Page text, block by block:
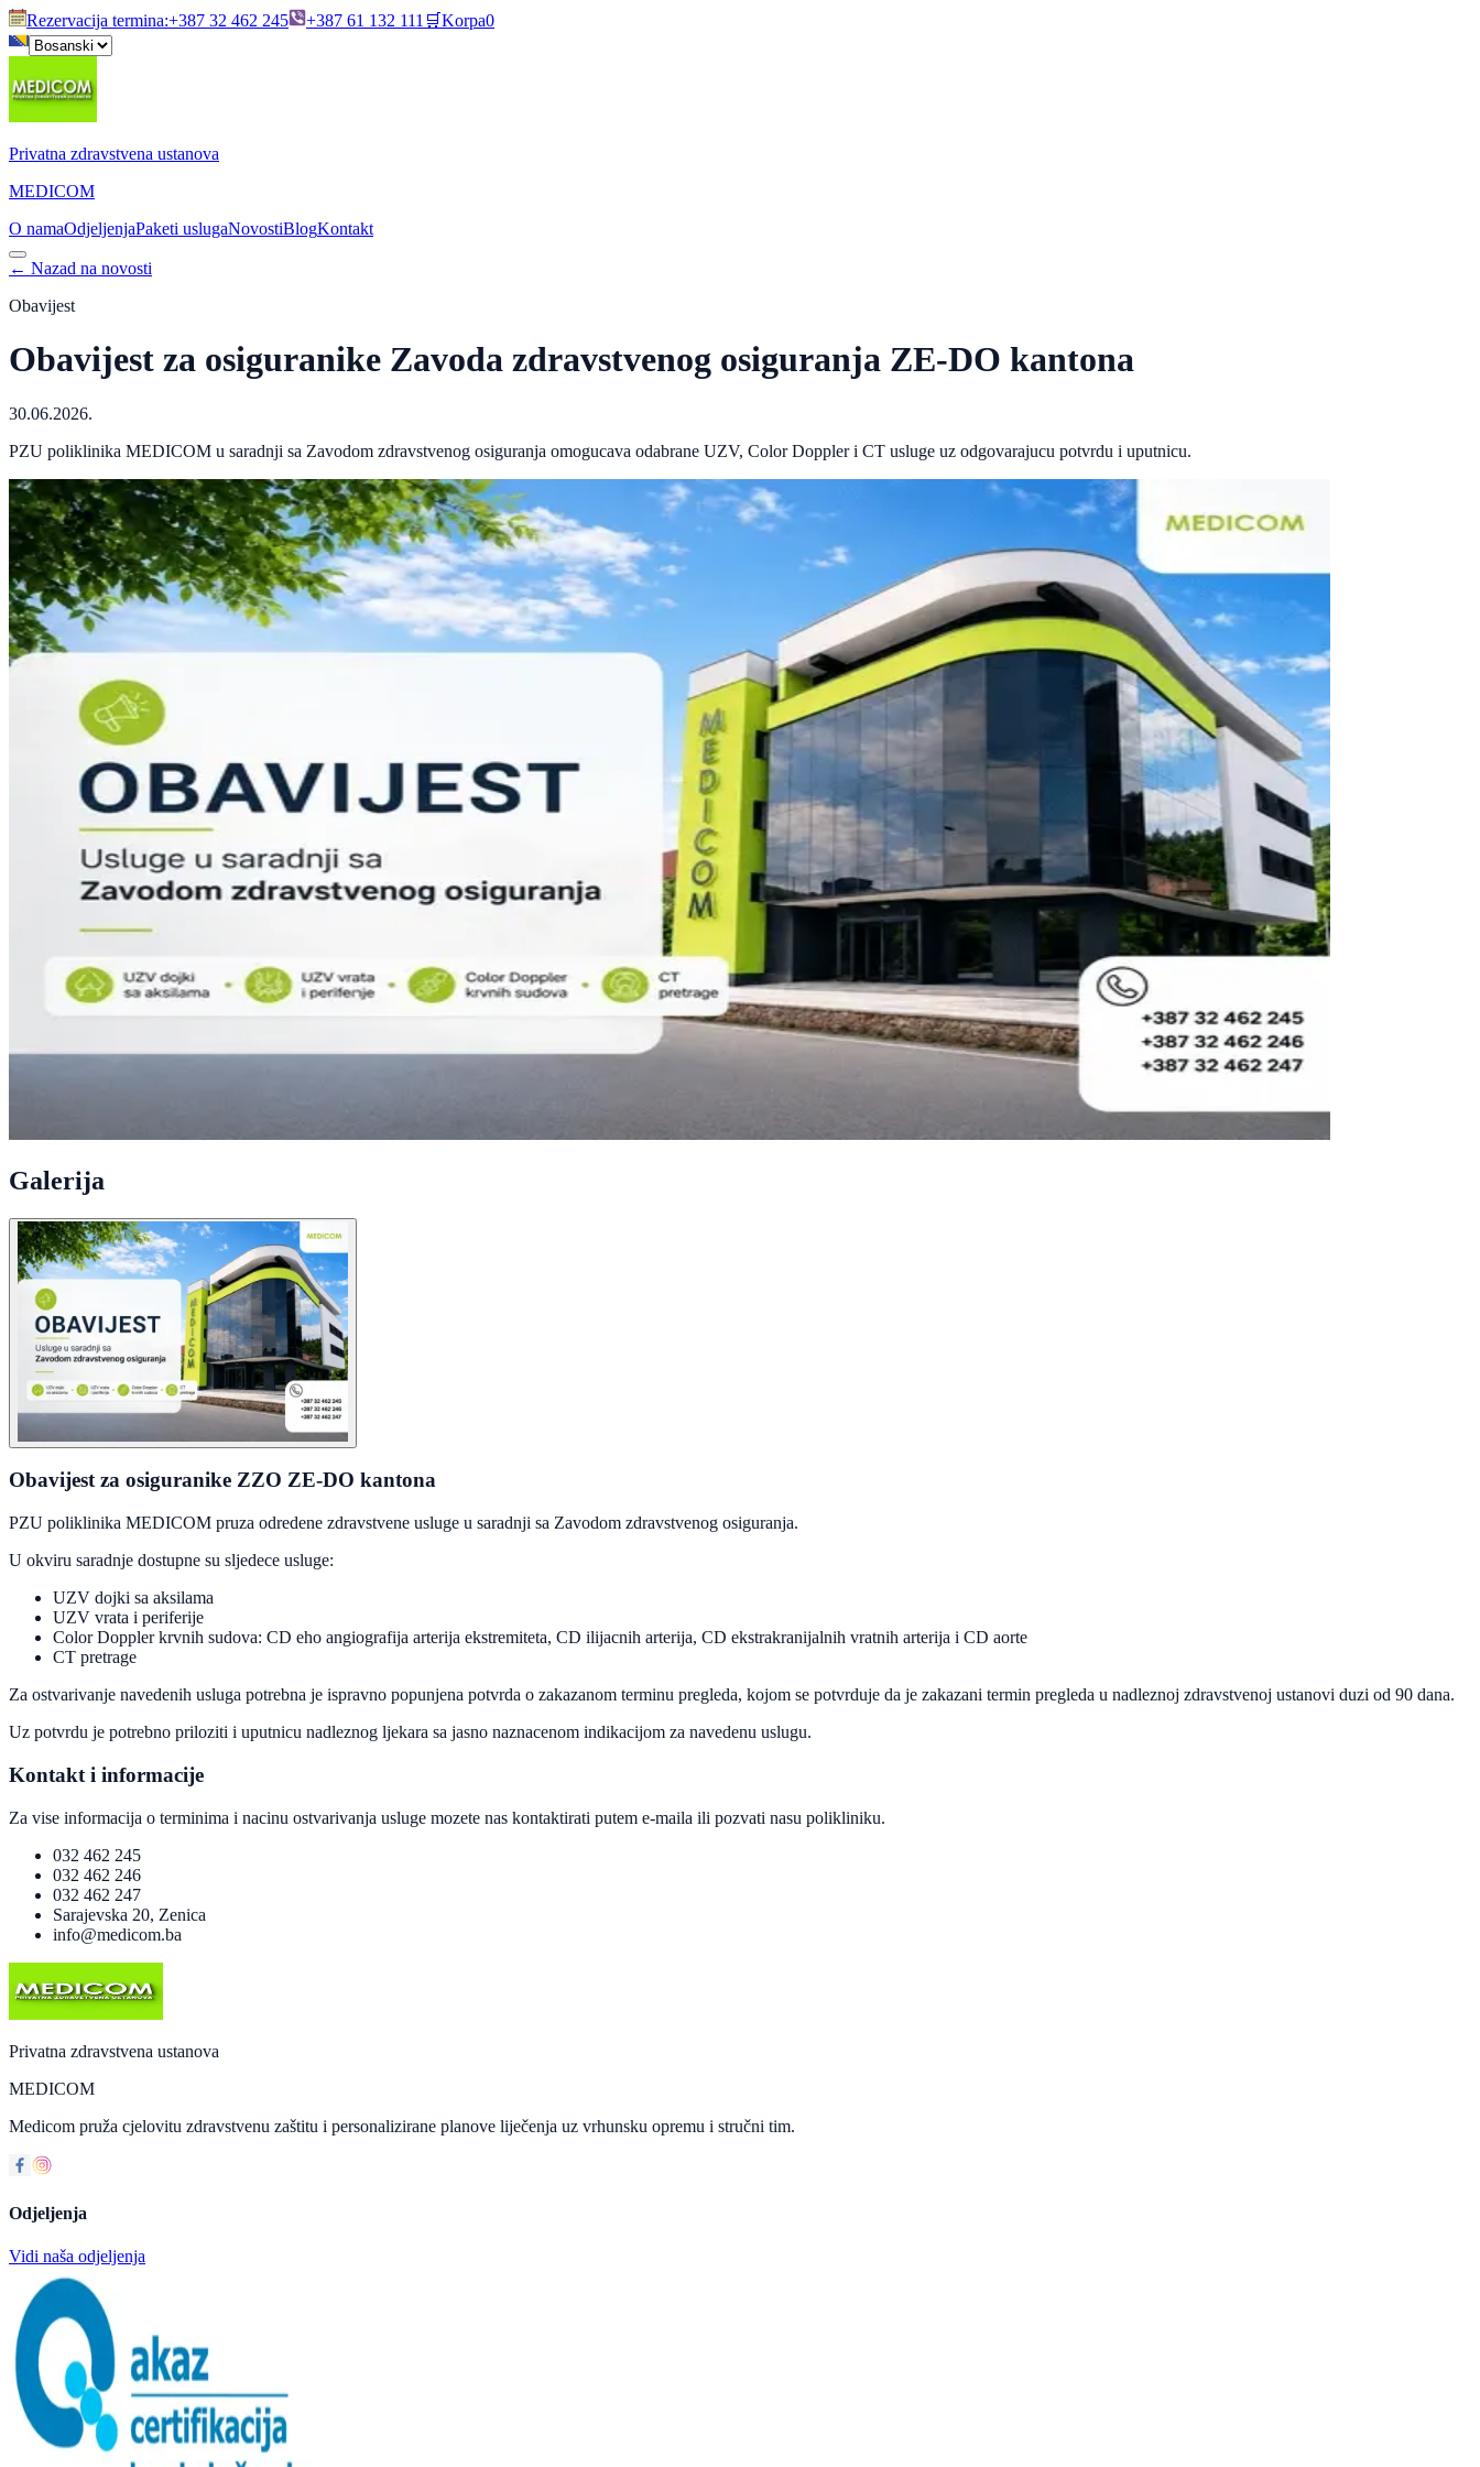
Rezervacija termina:+387 32 462 245 +387 61 132 111 🛒Korpa0
Privatna zdravstvena ustanova
MEDICOM
O namaOdjeljenjaPaketi uslugaNovostiBlogKontakt
← Nazad na novosti
Obavijest
Obavijest za osiguranike Zavoda zdravstvenog osiguranja ZE-DO kantona
30.06.2026.
PZU poliklinika MEDICOM u saradnji sa Zavodom zdravstvenog osiguranja omogucava odabrane UZV, Color Doppler i CT usluge uz odgovarajucu potvrdu i uputnicu.
Galerija
Obavijest za osiguranike ZZO ZE-DO kantona
PZU poliklinika MEDICOM pruza odredene zdravstvene usluge u saradnji sa Zavodom zdravstvenog osiguranja.
U okviru saradnje dostupne su sljedece usluge:
UZV dojki sa aksilama
UZV vrata i periferije
Color Doppler krvnih sudova: CD eho angiografija arterija ekstremiteta, CD ilijacnih arterija, CD ekstrakranijalnih vratnih arterija i CD aorte
CT pretrage
Za ostvarivanje navedenih usluga potrebna je ispravno popunjena potvrda o zakazanom terminu pregleda, kojom se potvrduje da je zakazani termin pregleda u nadleznoj zdravstvenoj ustanovi duzi od 90 dana.
Uz potvrdu je potrebno priloziti i uputnicu nadleznog ljekara sa jasno naznacenom indikacijom za navedenu uslugu.
Kontakt i informacije
Za vise informacija o terminima i nacinu ostvarivanja usluge mozete nas kontaktirati putem e-maila ili pozvati nasu polikliniku.
032 462 245
032 462 246
032 462 247
Sarajevska 20, Zenica
info@medicom.ba
Privatna zdravstvena ustanova
MEDICOM
Medicom pruža cjelovitu zdravstvenu zaštitu i personalizirane planove liječenja uz vrhunsku opremu i stručni tim.
Odjeljenja
Vidi naša odjeljenja